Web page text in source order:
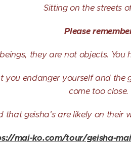
Sitting on the streets
Please
they are not objects.
you endanger yourself and the
come too close.
that geisha's are likely on
mai-ko.com/tour/geisha-